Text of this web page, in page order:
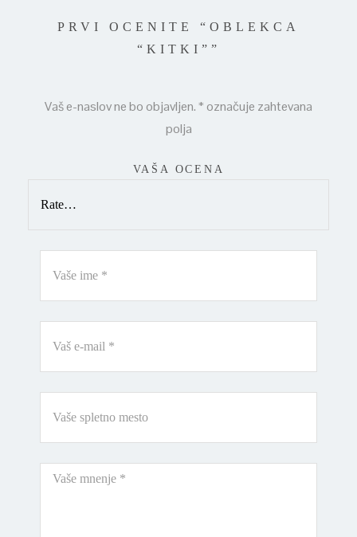
PRVI OCENITE “OBLEKCA
“KITKI””
Vaš e-naslov ne bo objavljen.* označuje zahtevana
polja
VAŠA OCENA